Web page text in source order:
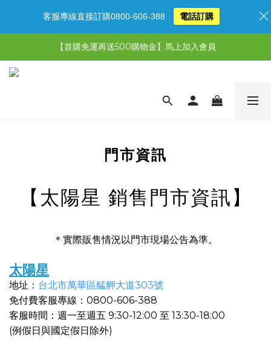
【限時特惠】全館滿1,000送500購物金！
【限時特惠】超值5選3，最高現省1,770元
【首購免運再送500購物金】馬上加入會員
門市資訊
【太陽星 銷售門市資訊】
＊實際販售情況以門市現場公告為準。
太陽星
地址： 台北市萬華區艋舺大道303號
免付費客服專線：0800-606-388
客服時間：週一至週五 9:30-12:00 至 13:30-18:00
(例假日與國定假日除外)
客服專線直接訂購0800-606-388 電話訂購